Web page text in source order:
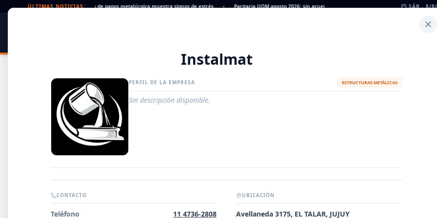
ÚLTIMAS NOTICIAS:
rechazados en alza: la cadena de pagos metalúrgica muestra signos de estrés • Paritaria UOM agosto 2026: sin acuerdo, siguen vigentes los valores de abril •
SÁB., 8/
DISTRIBUIDORES METALÚRGICAS FABRICANTES
Instalmat
PERFIL DE LA EMPRESA ESTRUCTURAS METÁLICAS
Sin descripción disponible.
CONTACTO
Teléfono 11 4736-2808
UBICACIÓN
Avellaneda 3175, EL TALAR, JUJUY